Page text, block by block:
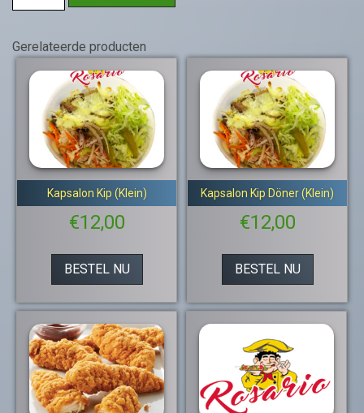
Gerelateerde producten
Kapsalon Kip (Klein)
€12,00
BESTEL NU
Kapsalon Kip Döner (Klein)
€12,00
BESTEL NU